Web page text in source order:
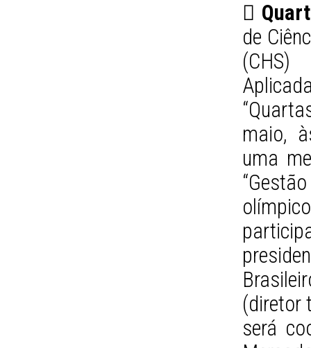

de
maio,
uma
(diretor
será